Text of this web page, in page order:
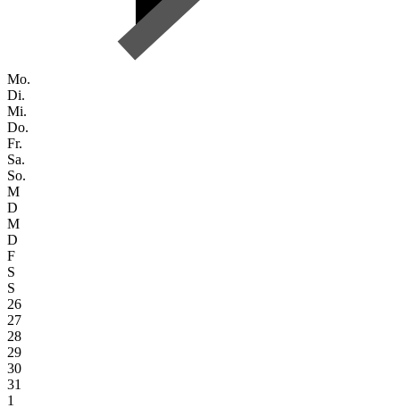
Mo.
Di.
Mi.
Do.
Fr.
Sa.
So.
M
D
M
D
F
S
S
26
27
28
29
30
31
1